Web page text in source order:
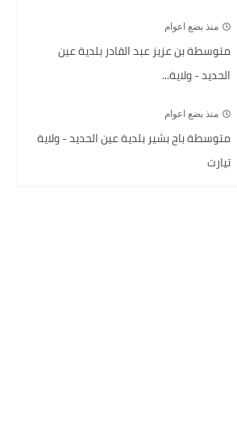
منذ بضع اعوام
متوسطة بن عزيز عبد القادر بلدية عين
الحديد - ولاية...
منذ بضع اعوام
متوسطة باح بشير بلدية عين الحديد - ولاية
تيارت